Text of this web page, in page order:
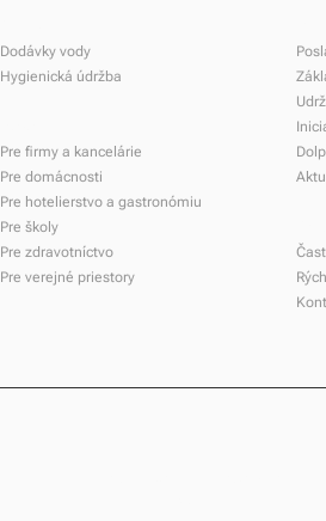
Nový rok 2025 s Dolphin
Dodávky vody
Hygienická údržba
Pre firmy a kancelárie
Pre domácnosti
Pre hotelierstvo a gastronómiu
Pre školy
Pre zdravotníctvo
Pre verejné priestory